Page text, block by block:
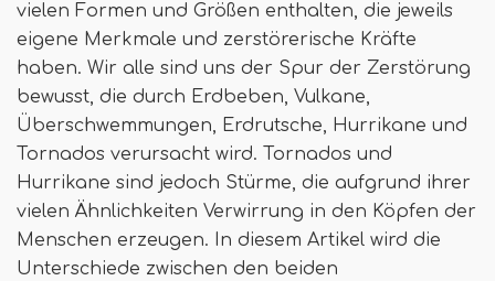
vielen Formen und Größen enthalten, die jeweils
eigene Merkmale und zerstörerische Kräfte
haben. Wir alle sind uns der Spur der Zerstörung
bewusst, die durch Erdbeben, Vulkane,
Überschwemmungen, Erdrutsche, Hurrikane und
Tornados verursacht wird. Tornados und
Hurrikane sind jedoch Stürme, die aufgrund ihrer
vielen Ähnlichkeiten Verwirrung in den Köpfen der
Menschen erzeugen. In diesem Artikel wird die
Unterschiede zwischen den beiden